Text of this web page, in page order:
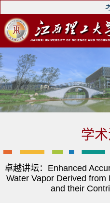
学
卓越讲坛：Enhanced
Water Vapor Derived
and their